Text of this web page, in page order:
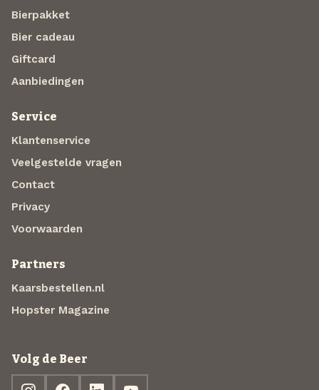
Bierpakket
Bier cadeau
Giftcard
Aanbiedingen
Service
Klantenservice
Veelgestelde vragen
Contact
Privacy
Voorwaarden
Partners
Kaarsbestellen.nl
Hopster Magazine
Volg de Beer